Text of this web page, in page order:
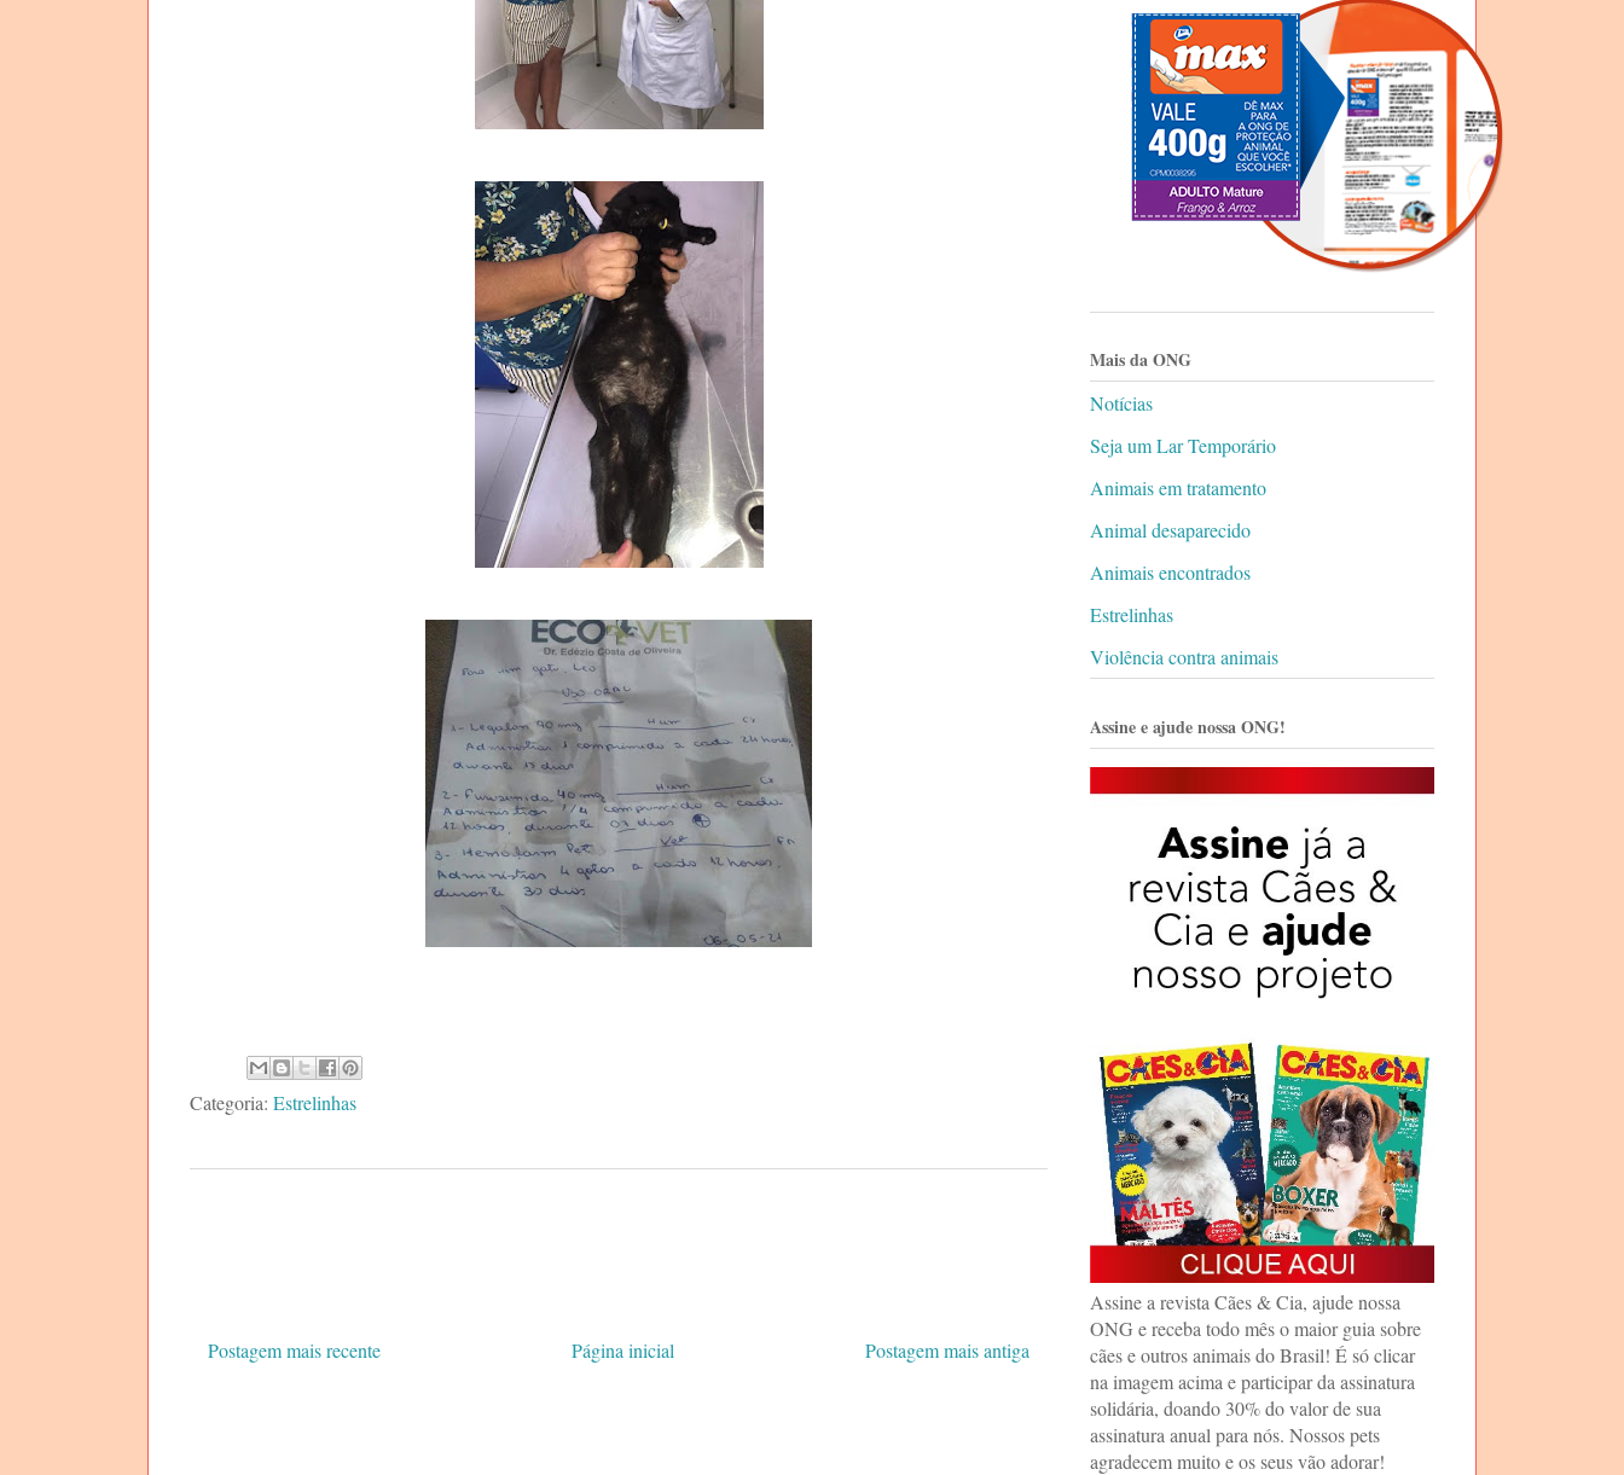
Categoria: Estrelinhas
Postagem mais recente Postagem mais antiga
Página inicial
Mais da ONG
Notícias
Seja um Lar Temporário
Animais em tratamento
Animal desaparecido
Animais encontrados
Estrelinhas
Violência contra animais
Assine e ajude nossa ONG!
Assine a revista Cães & Cia, ajude nossa
ONG e receba todo mês o maior guia sobre
cães e outros animais do Brasil! É só clicar
na imagem acima e participar da assinatura
solidária, doando 30% do valor de sua
assinatura anual para nós. Nossos pets
agradecem muito e os seus vão adorar!